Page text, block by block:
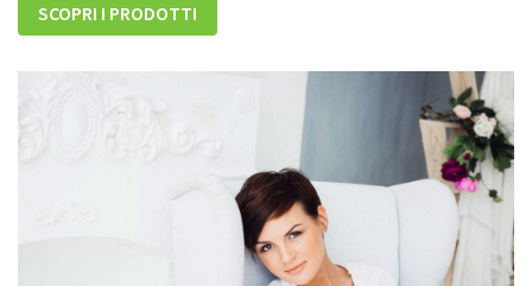
SCOPRI I PRODOTTI